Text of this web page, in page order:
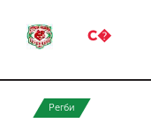
С�
Регби